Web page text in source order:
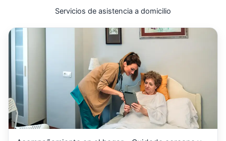
Servicios de asistencia a domicilio